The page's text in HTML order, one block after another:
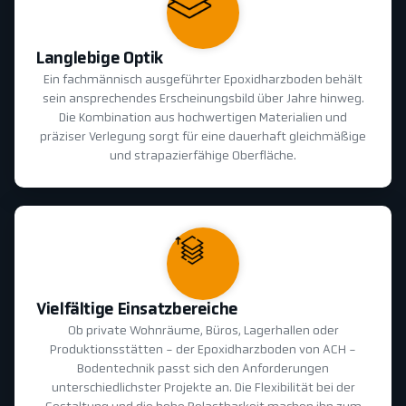
Langlebige Optik
Ein fachmännisch ausgeführter Epoxidharzboden behält
sein ansprechendes Erscheinungsbild über Jahre hinweg.
Die Kombination aus hochwertigen Materialien und
präziser Verlegung sorgt für eine dauerhaft gleichmäßige
und strapazierfähige Oberfläche.
Vielfältige Einsatzbereiche
Ob private Wohnräume, Büros, Lagerhallen oder
Produktionsstätten - der Epoxidharzboden von ACH -
Bodentechnik passt sich den Anforderungen
unterschiedlichster Projekte an. Die Flexibilität bei der